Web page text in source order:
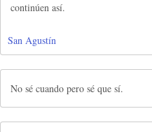
continúen así.
San Agustín
No sé cuando pero sé que sí.